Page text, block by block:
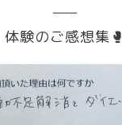
体験のご感想集🥊